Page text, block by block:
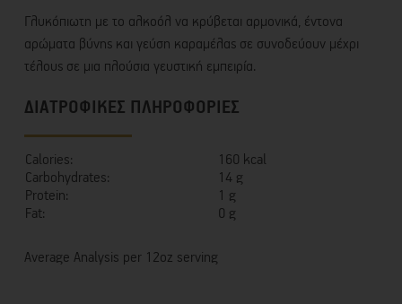
Γλυκόπιωτη με το αλκοόλ να κρύβεται αρμονικά, έντονα
αρώματα βύνης και γεύση καραμέλας σε συνοδεύουν μέχρι
τέλους σε μια πλούσια γευστική εμπειρία.
ΔΙΑΤΡΟΦΙΚΕΣ ΠΛΗΡΟΦΟΡΙΕΣ
Calories:
160 kcal
Carbohydrates:
14 g
Protein:
1 g
Fat:
0 g
Average Analysis per 12oz serving